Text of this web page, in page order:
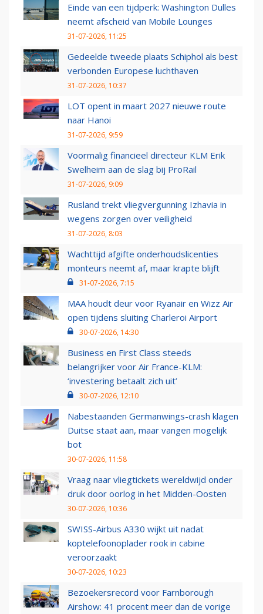
Einde van een tijdperk: Washington Dulles
neemt afscheid van Mobile Lounges
31-07-2026, 11:25
Gedeelde tweede plaats Schiphol als best
verbonden Europese luchthaven
31-07-2026, 10:37
LOT opent in maart 2027 nieuwe route
naar Hanoi
31-07-2026, 9:59
Voormalig financieel directeur KLM Erik
Swelheim aan de slag bij ProRail
31-07-2026, 9:09
Rusland trekt vliegvergunning Izhavia in
wegens zorgen over veiligheid
31-07-2026, 8:03
Wachttijd afgifte onderhoudslicenties
monteurs neemt af, maar krapte blijft
31-07-2026, 7:15
MAA houdt deur voor Ryanair en Wizz Air
open tijdens sluiting Charleroi Airport
30-07-2026, 14:30
Business en First Class steeds
belangrijker voor Air France-KLM:
‘investering betaalt zich uit’
30-07-2026, 12:10
Nabestaanden Germanwings-crash klagen
Duitse staat aan, maar vangen mogelijk
bot
30-07-2026, 11:58
Vraag naar vliegtickets wereldwijd onder
druk door oorlog in het Midden-Oosten
30-07-2026, 10:36
SWISS-Airbus A330 wijkt uit nadat
koptelefoonoplader rook in cabine
veroorzaakt
30-07-2026, 10:23
Bezoekersrecord voor Farnborough
Airshow: 41 procent meer dan de vorige